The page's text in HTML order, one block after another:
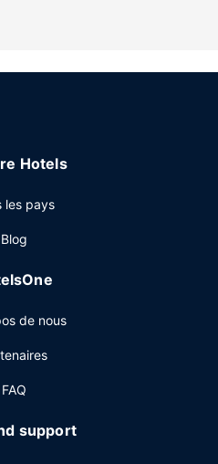
gratuits.
notamment
dans l'enceinte de
Hotels
les pays
Blog
de nous
FAQ
support